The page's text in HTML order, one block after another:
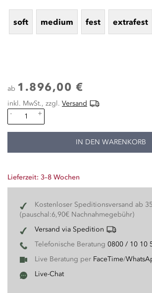
soft medium fest extrafest
ab 1.896,00 €
inkl. MwSt., zzgl. Versand
-
+
IN DEN WARENKORB
Lieferzeit: 3–8 Wochen
Kostenloser Speditionsversand ab
(pauschal:6,90€ Nachnahmegebühr)
Versand via Spedition
Telefonische Beratung 0800 / 10 10
Live Beratung per FaceTime/
Live-Chat